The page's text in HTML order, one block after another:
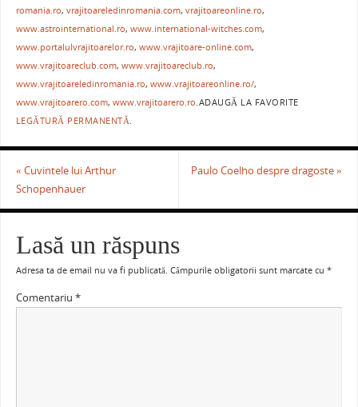
e
b
o
o
k
er l e
st
s
A
p
p
je
a
romania.ro, vrajitoareledinromania.com, vrajitoareonline.ro,
www.astrointernational.ro, www.international-witches.com,
www.portalulvrajitoarelor.ro, www.vrajitoare-online.com,
www.vrajitoareclub.com, www.vrajitoareclub.ro,
www.vrajitoareledinromania.ro, www.vrajitoareonline.ro/,
www.vrajitoarero.com, www.vrajitoarero.ro.ADAUGĂ LA FAVORITE
LEGĂTURĂ PERMANENTĂ.
« Cuvintele lui Arthur
Schopenhauer
Paulo Coelho despre dragoste»
Lasă un răspuns
Adresa ta de email nu va fi publicată. Câmpurile obligatorii sunt marcate cu *
Comentariu *